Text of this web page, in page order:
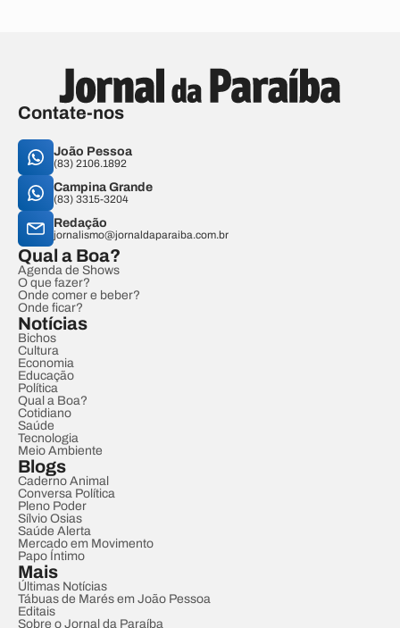
Contate-nos
João Pessoa
(83) 2106.1892
Campina Grande
(83) 3315-3204
Redação
jornalismo@jornaldaparaiba.com.br
Qual a Boa?
Agenda de Shows
O que fazer?
Onde comer e beber?
Onde ficar?
Notícias
Bichos
Cultura
Economia
Educação
Política
Qual a Boa?
Cotidiano
Saúde
Tecnologia
Meio Ambiente
Blogs
Caderno Animal
Conversa Política
Pleno Poder
Sílvio Osias
Saúde Alerta
Mercado em Movimento
Papo Íntimo
Mais
Últimas Notícias
Tábuas de Marés em João Pessoa
Editais
Sobre o Jornal da Paraíba